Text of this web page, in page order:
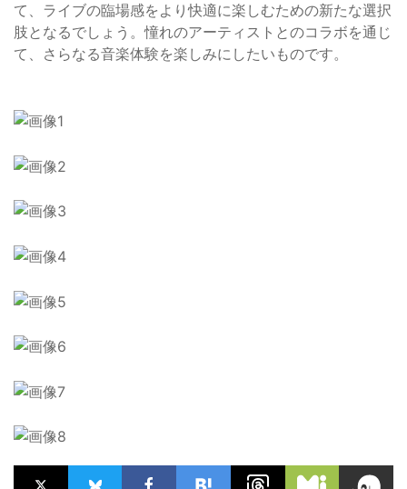
て、ライブの臨場感をより快適に楽しむための新たな選択
肢となるでしょう。憧れのアーティストとのコラボを通じ
て、さらなる音楽体験を楽しみにしたいものです。